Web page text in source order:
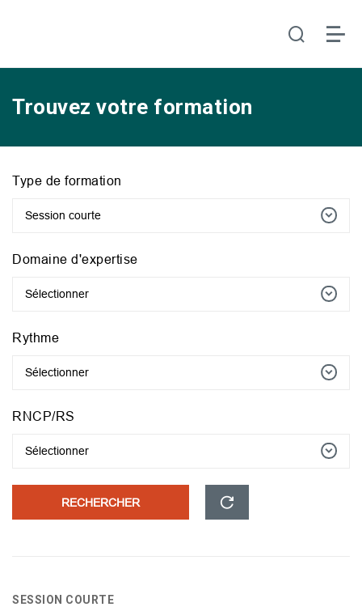
Trouvez votre formation
Type de formation
Session courte
Domaine d'expertise
Sélectionner
Rythme
Sélectionner
RNCP/RS
Sélectionner
RECHERCHER
SESSION COURTE